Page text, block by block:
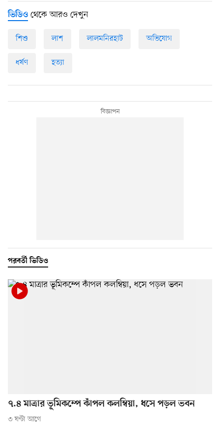
ভিডিও থেকে আরও দেখুন
শিশু লাশ লালমনিরহাট অভিযোগ
ধর্ষণ হত্যা
পরবর্তী ভিডিও
৭.৪ মাত্রার ভূমিকম্পে কাঁপল কলম্বিয়া, ধসে পড়ল ভবন
৩ ঘণ্টা আগে